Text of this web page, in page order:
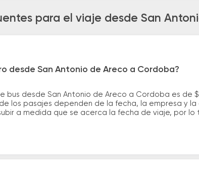
para el viaje desde San
desde San Antonio de Areco a Cordoba?
bus desde San Antonio de Areco a Cordoba es de
los pasajes dependen de la fecha, la empresa y
a medida que se acerca la fecha de viaje, por